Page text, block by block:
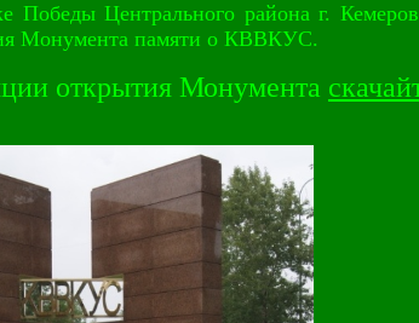
Центрального района г.
Монумента памяти о КВВКУС.
открытия Монумента